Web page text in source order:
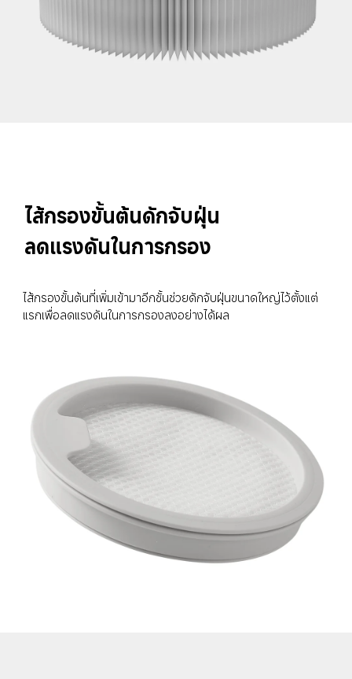
ไส้กรองขั้นต้นดักจับฝุ่น
ลดแรงดันในการกรอง
ไส้กรองขั้นต้นที่เพิ่มเข้ามาอีกชั้นช่วยดักจับฝุ่นขนาดใหญ่ไว้ตั้งแต่
แรกเพื่อลดแรงดันในการกรองลงอย่างได้ผล